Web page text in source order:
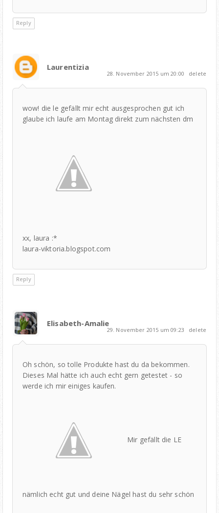
Reply
Laurentizia
28. November 2015 um 20:00 delete
wow! die le gefällt mir echt ausgesprochen gut ich
glaube ich laufe am Montag direkt zum nächsten dm
xx, laura :*
laura-viktoria.blogspot.com
Reply
Elisabeth-Amalie
29. November 2015 um 09:23 delete
Oh schön, so tolle Produkte hast du da bekommen.
Dieses Mal hätte ich auch echt gern getestet - so
werde ich mir einiges kaufen.
Mir gefällt die LE
nämlich echt gut und deine Nägel hast du sehr schön